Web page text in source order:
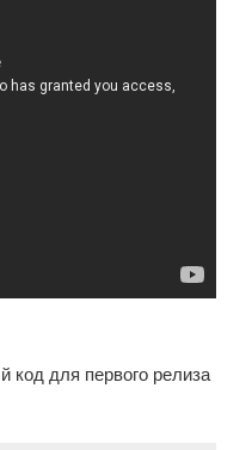
код для первого релиза